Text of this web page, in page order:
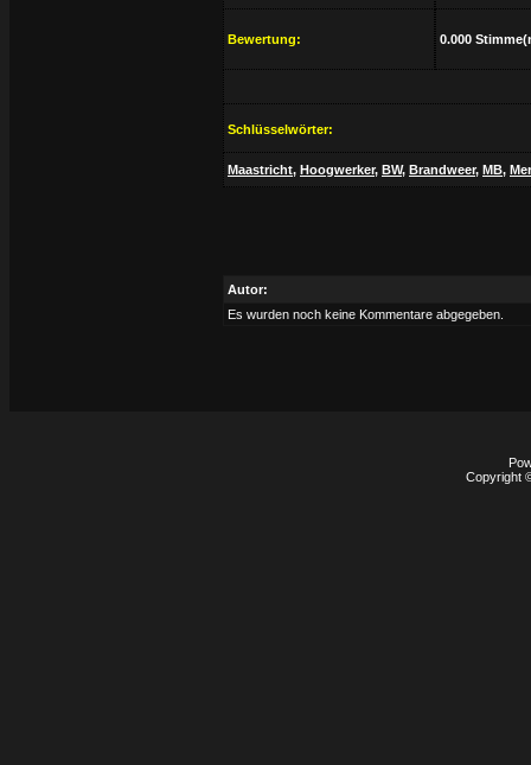
Bewertung: 0.000
Schlüsselwörter:
Maastricht, Hoogwerker, BW, Brandweer, MB,
Autor:
Es wurden noch keine Kommentare abgegeben.
Copyright